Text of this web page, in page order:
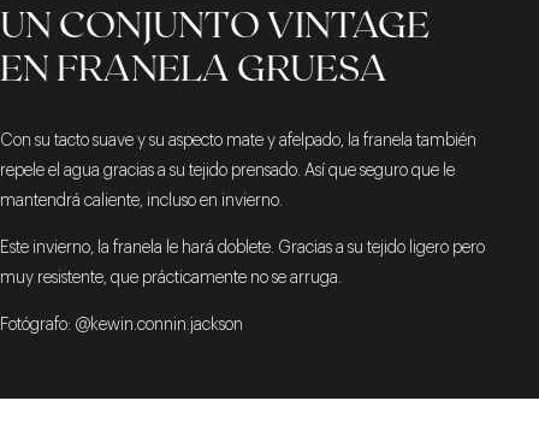
UN CONJUNTO VINTAGE
EN FRANELA GRUESA
Con su tacto suave y su aspecto mate y afelpado, la franela también
repele el agua gracias a su tejido prensado. Así que seguro que le
mantendrá caliente, incluso en invierno.
Este invierno, la franela le hará doblete. Gracias a su tejido ligero pero
muy resistente, que prácticamente no se arruga.
Fotógrafo: @kewin.connin.jackson